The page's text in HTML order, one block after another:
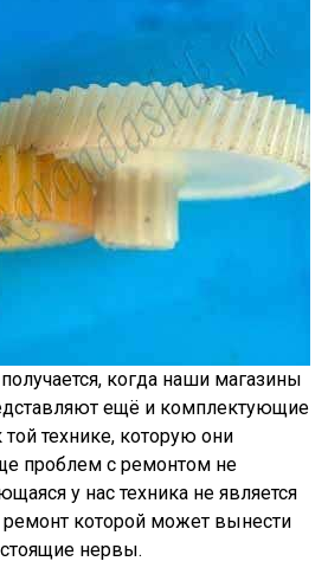
когда наши магазины
ещё и комплектующие
той технике, которую они
проблем с ремонтом не
у нас техника не является
которой может вынести
нервы.